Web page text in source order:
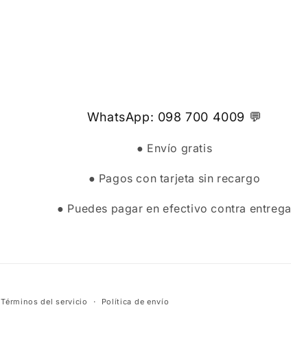
WhatsApp: 098 700 4009 💬
● Envío gratis
● Pagos con tarjeta sin recargo
● Puedes pagar en efectivo contra entrega
Términos del servicio Política de envío